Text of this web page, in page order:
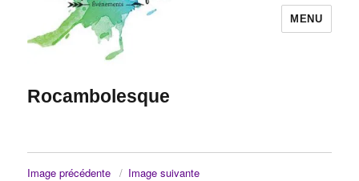
Rocambolesque
MENU
Image précédente Image suivante